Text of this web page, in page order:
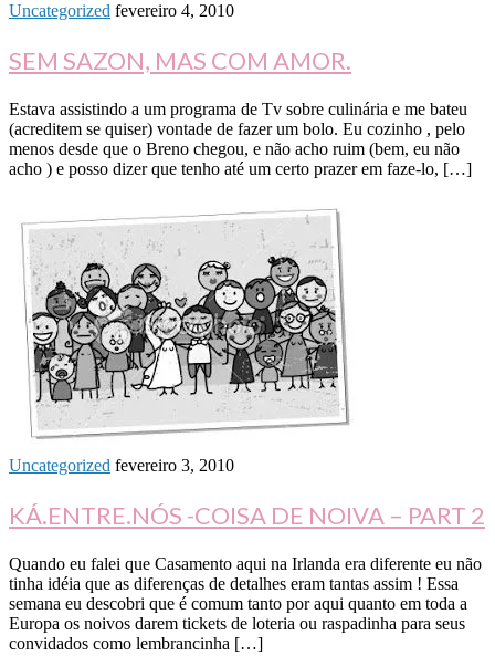
Uncategorized fevereiro 4, 2010
SEM SAZON, MAS COM AMOR.
Estava assistindo a um programa de Tv sobre culinária e me bateu
(acreditem se quiser) vontade de fazer um bolo. Eu cozinho , pelo
menos desde que o Breno chegou, e não acho ruim (bem, eu não
acho ) e posso dizer que tenho até um certo prazer em faze-lo, […]
Uncategorized fevereiro 3, 2010
KÁ.ENTRE.NÓS -COISA DE NOIVA – PART 2
Quando eu falei que Casamento aqui na Irlanda era diferente eu não
tinha idéia que as diferenças de detalhes eram tantas assim ! Essa
semana eu descobri que é comum tanto por aqui quanto em toda a
Europa os noivos darem tickets de loteria ou raspadinha para seus
convidados como lembrancinha […]